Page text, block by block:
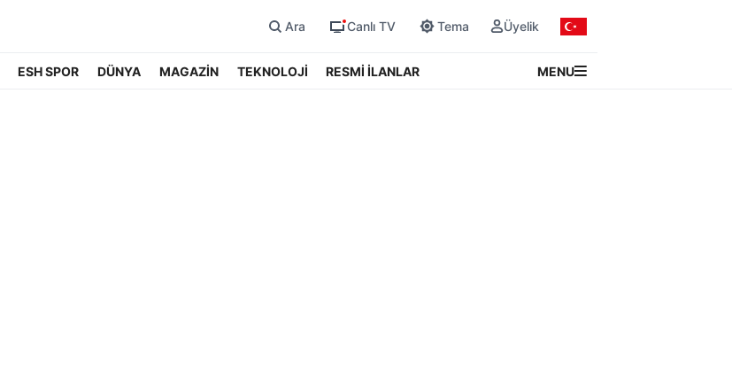
Ara Canlı TV Tema Üyelik
ESH SPOR DÜNYA MAGAZİN TEKNOLOJİ RESMİ İLANLAR MENU